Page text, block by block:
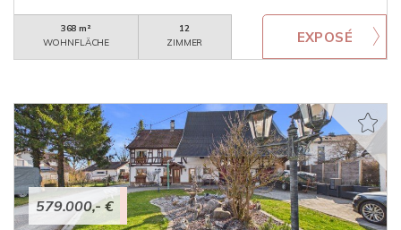
368 m²
WOHNFLÄCHE
12
ZIMMER
579.000,- €